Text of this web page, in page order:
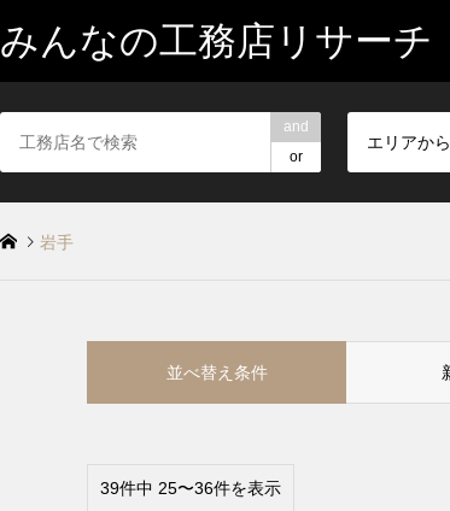
みんなの工務店リサーチ
and
or
エリアか
岩手
並べ替え条件
39件中 25〜36件を表示